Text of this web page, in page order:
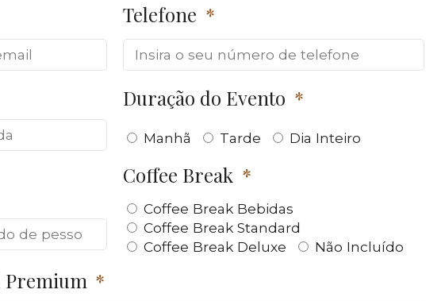
Telefone
Duração do Evento
Manhã Tarde Dia Inteiro
Coffee Break
Coffee Break Bebidas
Coffee Break Standard
Coffee Break Deluxe
Não Incluído
Premium